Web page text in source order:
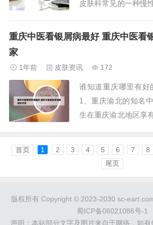
皮肤科常见的一种慢
的详细解释：皮肤表
任何部位，但常见于
部。...
重庆中医看银屑病最好 重庆中医看
家
1年前 皮肤资讯 172
谁知道重庆哪里有好
1、重庆渝北的知名
生在重庆渝北地区享
者前来求医。李医
大，但每日前来就诊
多都是经过口口相传
文：重庆市...
首页 1 2 3 4 5 6 7 8
尾页
版权所有 Copyright © 2023-2030 sc-
蜀ICP备06021086号-1
声明：本站部分文字及图片来自于网络，如